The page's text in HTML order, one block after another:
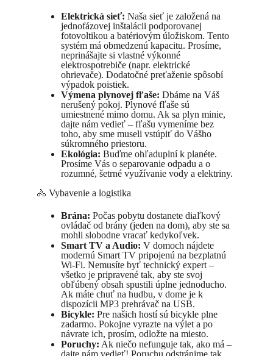
Elektrická sieť: Naša sieť je založená na
jednofázovej inštalácii podporovanej
fotovoltikou a batériovým úložiskom. Tento
systém má obmedzenú kapacitu. Prosíme,
neprinášajte si vlastné výkonné
elektrospotrebiče (napr. elektrické
ohrievače). Dodatočné preťaženie spôsobí
výpadok poistiek.
Výmena plynovej fľaše: Dbáme na Váš
nerušený pokoj. Plynové fľaše sú
umiestnené mimo domu. Ak sa plyn minie,
dajte nám vedieť – fľašu vymeníme bez
toho, aby sme museli vstúpiť do Vášho
súkromného priestoru.
Ekológia: Buďme ohľaduplní k planéte.
Prosíme Vás o separovanie odpadu a o
rozumné, šetrné využívanie vody a elektriny.
🚴 Vybavenie a logistika
Brána: Počas pobytu dostanete diaľkový
ovládač od brány (jeden na dom), aby ste sa
mohli slobodne vracať kedykoľvek.
Smart TV a Audio: V domoch nájdete
modernú Smart TV pripojenú na bezplatnú
Wi-Fi. Nemusíte byť technický expert –
všetko je pripravené tak, aby ste svoj
obľúbený obsah spustili úplne jednoducho.
Ak máte chuť na hudbu, v dome je k
dispozícii MP3 prehrávač na USB.
Bicykle: Pre našich hostí sú bicykle plne
zadarmo. Pokojne vyrazte na výlet a po
návrate ich, prosím, odložte na miesto.
Poruchy: Ak niečo nefunguje tak, ako má –
dajte nám vedieť! Poruchu odstránime tak